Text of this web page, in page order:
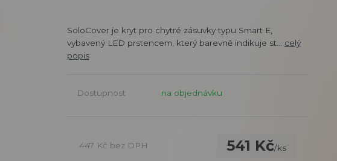
SoloCover je kryt pro chytré zásuvky typu Smart E,
vybavený LED prstencem, který barevně indikuje st... celý
popis
Dostupnost na objednávku
541 Kč/ks
447 Kč bez DPH